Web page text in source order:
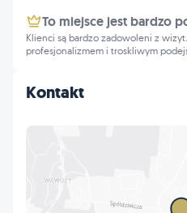
Kontakt
To miejsce jest bardzo
Klienci są bardzo zadowoleni z
profesjonalizmem i troskliwym